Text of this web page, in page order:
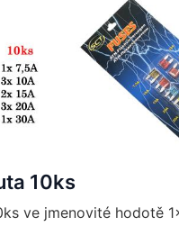
10ks
ve jmenovité hodotě